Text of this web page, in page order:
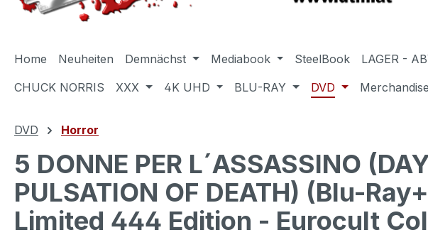
Home Neuheiten Demnächst Mediabook SteelBook LAGER -
CHUCK NORRIS
XXX 4K UHD BLU-RAY DVD Merchandise
DVD Horror
5 DONNE PER L´ASSASSINO
PULSATION OF DEATH) (Blu-
Limited 444 Edition - Eurocult